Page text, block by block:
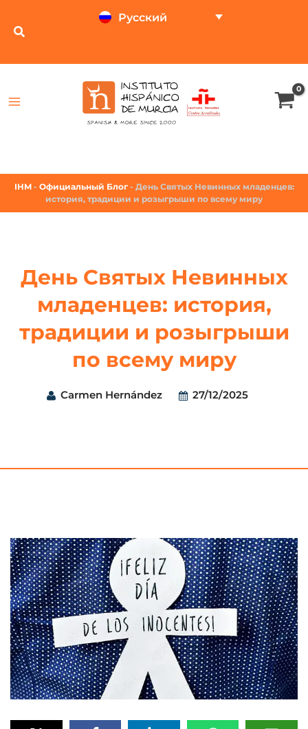
Русский
IHM - Официальный Блог - День Святых Невинных младенцев:
история, традиции и розыгрыши по всему миру
День Святых Невинных
младенцев: история,
традиции и розыгрыши
по всему миру
Carmen Hernández 27/12/2025